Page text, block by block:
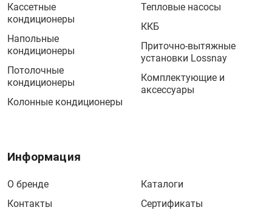
Кассетные
кондиционеры
Напольные
кондиционеры
Потолочные
кондиционеры
Колонные кондиционеры
Тепловые насосы
ККБ
Приточно-вытяжные
установки Lossnay
Комплектующие и
аксессуары
Информация
О бренде
Контакты
Каталоги
Сертификаты